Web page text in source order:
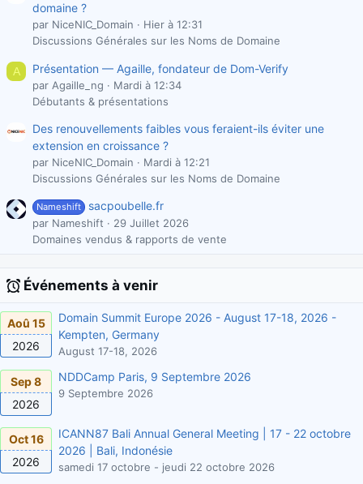
domaine ?
par NiceNIC_Domain
Hier à 12:31
Discussions Générales sur les Noms de Domaine
A Présentation — Agaille, fondateur de Dom-Verify
par Agaille_ng
Mardi à 12:34
Débutants & présentations
Des renouvellements faibles vous feraient-ils éviter une
extension en croissance ?
par NiceNIC_Domain
Mardi à 12:21
Discussions Générales sur les Noms de Domaine
Nameshift sacpoubelle.fr
par Nameshift
29 Juillet 2026
Domaines vendus & rapports de vente
Événements à venir
Aoû 15
2026
Domain Summit Europe 2026 - August 17-18, 2026 -
Kempten, Germany
August 17-18, 2026
Sep 8
2026
NDDCamp Paris, 9 Septembre 2026
9 Septembre 2026
Oct 16
2026
ICANN87 Bali Annual General Meeting | 17 - 22 octobre
2026 | Bali, Indonésie
samedi 17 octobre - jeudi 22 octobre 2026